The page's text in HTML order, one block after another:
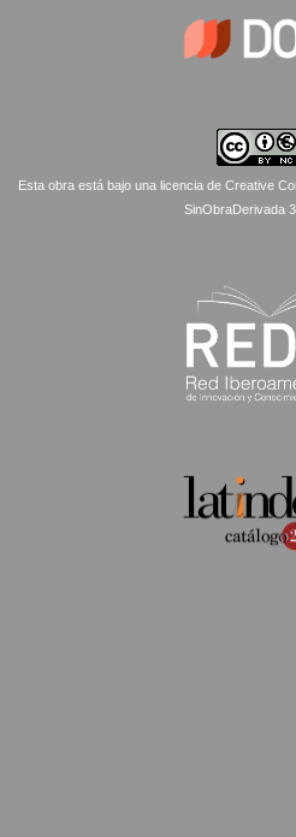
Esta obra está bajo una licencia de Creative
SinObraDerivada